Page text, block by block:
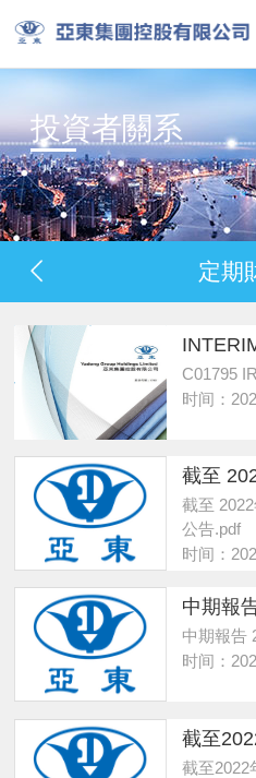
投資者關系
定期
C01795
时间：
截至
公告.pdf
时间：
中期報
中期報告
时间：
截至2022